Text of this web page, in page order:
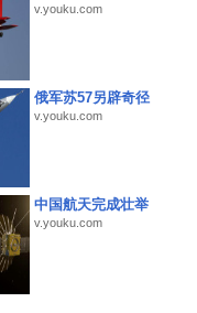
v.youku.com
俄军苏57另辟奇径
v.youku.com
中国航天完成壮举
v.youku.com